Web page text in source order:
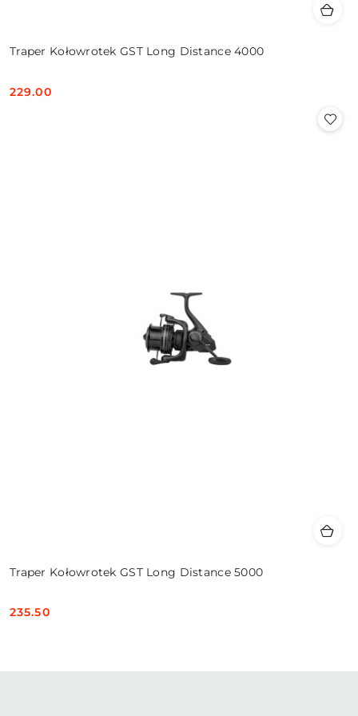
Traper Kołowrotek GST Long Distance 4000
Cena:
229.00
Traper Kołowrotek GST Long Distance 5000
Cena:
235.50